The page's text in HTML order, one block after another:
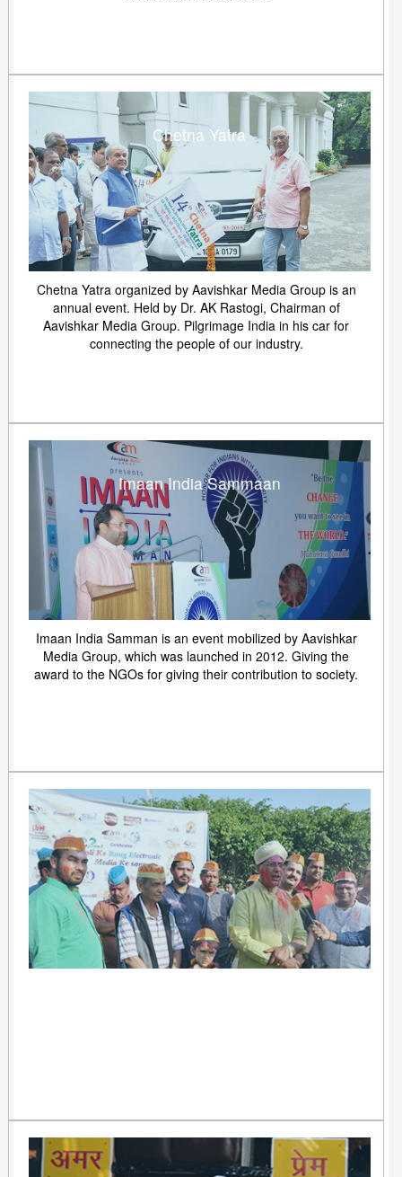
Chetna Yatra
Chetna Yatra organized by Aavishkar Media Group is an
annual event. Held by Dr. AK Rastogi, Chairman of
Aavishkar Media Group. Pilgrimage India in his car for
connecting the people of our industry.
Imaan India Sammaan
Imaan India Samman is an event mobilized by Aavishkar
Media Group, which was launched in 2012. Giving the
award to the NGOs for giving their contribution to society.